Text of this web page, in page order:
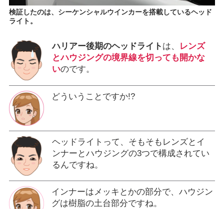
検証したのは、シーケンシャルウインカーを搭載しているヘッド
ライト。
ハリアー後期のヘッドライト は、
レンズ
とハウジングの境界線を切っても開かな
いのです。
どういうことですか!?
ヘッドライトって、そもそもレンズとイ
ンナーとハウジングの3つで構成されてい
るんですね。
インナーはメッキとかの部分で、ハウジン
グは樹脂の土台部分ですね。